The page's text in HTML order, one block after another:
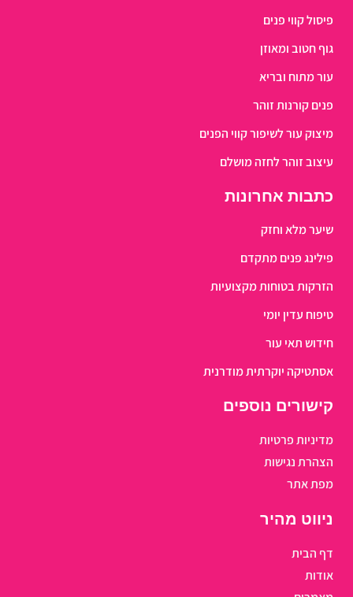
ניווט מהיר
דף הבית
אודות
קישורים נוספים
מדיניות פרטיות
הצהרת נגישות
מפת אתר
כתבות אחרונות
שיער מלא וחזק
פילינג פנים מתקדם
הזרקות בטוחות מקצועיות
טיפוח עדין יומי
חידוש תאי עור
אסתטיקה יוקרתית מודרנית
פיסול קווי פנים
גוף חטוב ומאוזן
עור מתוח ובריא
פנים קורנות זוהר
מיצוק עור לשיפור קווי הפנים
עיצוב זוהר לחזה מושלם